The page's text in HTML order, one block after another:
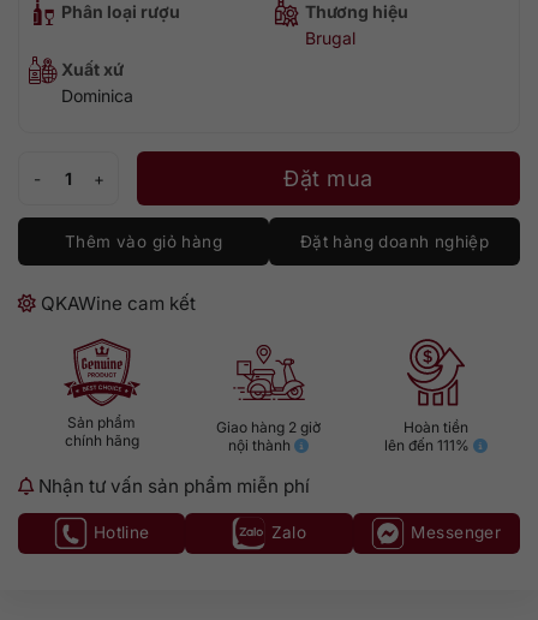
Phân loại rượu
Thương hiệu
Brugal
Xuất xứ
Dominica
Đặt mua
Thêm vào giỏ hàng Đặt hàng doanh nghiệp
QKAWine cam kết
Sản phẩm
chính hãng
Giao hàng 2 giờ
nội thành
Hoàn tiền
lên đến 111%
Nhận tư vấn sản phẩm miễn phí
Hotline Zalo Messenger